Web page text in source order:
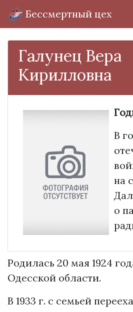
Бессмертный цех
Галунец Вера
Кирилловна
В
на
о
Родилась 20 мая 1924
Одесской области.
В 1933 г. с семьей